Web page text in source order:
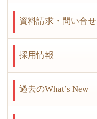
資料請求・問い合せ
採用情報
過去のWhat’s New